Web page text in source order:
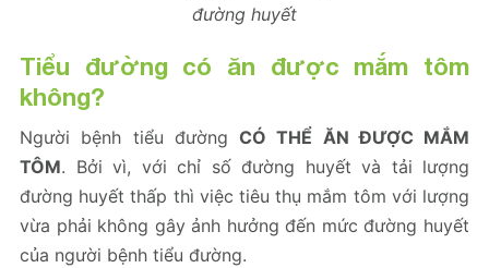
đường huyết
Tiểu đường có ăn được mắm tôm
không?
Người bệnh tiểu đường CÓ THỂ ĂN ĐƯỢC MẮM
TÔM. Bởi vì, với chỉ số đường huyết và tải lượng
đường huyết thấp thì việc tiêu thụ mắm tôm với lượng
vừa phải không gây ảnh hưởng đến mức đường huyết
của người bệnh tiểu đường.